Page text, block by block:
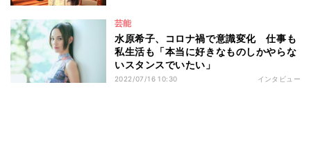
芸能
水原希子、コロナ禍で意識変化 仕事も
私生活も「本当に好きなものしかやらな
いスタンスでいたい」
2022/07/16 10:30 インタビュー